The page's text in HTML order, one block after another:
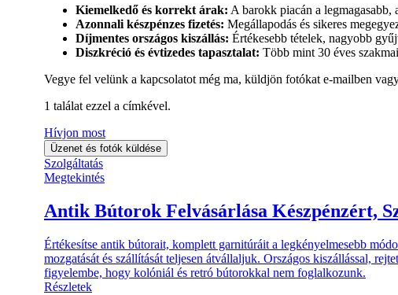
Kiemelkedő és korrekt árak: A barokk piacán a
Azonnali készpénzes fizetés: Megállapodás és sikeres
Díjmentes országos kiszállás: Értékesebb tételek, nagyobb
Diszkréció és évtizedes tapasztalat: Több mint 30 éves
Vegye fel velünk a kapcsolatot még ma, küldjön fotókat e-mailben
1 találat ezzel a címkével.
Hívjon most
Üzenet és fotók küldése
Szolgáltatás
Megtekintés
Antik Bútorok Felvásárlása Készpénzért,
Értékesítse antik bútorait, komplett garnitúráit a legkényelmesebb
mozgatását és szállítását teljesen átvállaljuk. Országos kiszállással,
figyelembe, hogy kolóniál és retró bútorokkal nem foglalkozunk.
Részletek